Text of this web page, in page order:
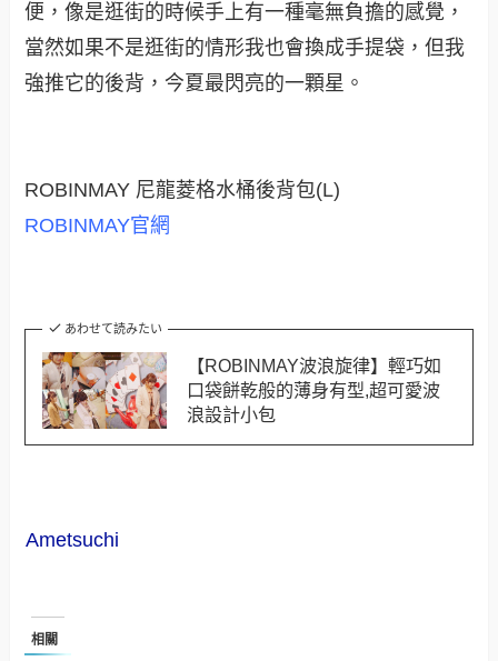
便，像是逛街的時候手上有一種毫無負擔的感覺，
當然如果不是逛街的情形我也會換成手提袋，但我
強推它的後背，今夏最閃亮的一顆星。
ROBINMAY 尼龍菱格水桶後背包(L)
ROBINMAY官網
あわせて読みたい
【ROBINMAY波浪旋律】輕巧如
口袋餅乾般的薄身有型,超可愛波
浪設計小包
Ametsuchi
相關